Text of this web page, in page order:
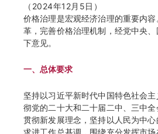
（2024年12月5日）
价格治理是宏观经济治理的重要内
革，完善价格治理机制，经党中央
下意见。
一、总体要求
坚持以习近平新时代中国特色社会
彻党的二十大和二十届二中、三中
贯彻新发展理念，坚持以人民为中